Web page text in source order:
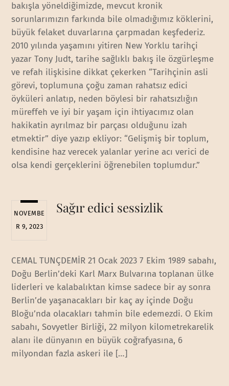
bakışla yöneldiğimizde, mevcut kronik
sorunlarımızın farkında bile olmadığımız köklerini,
büyük felaket duvarlarına çarpmadan keşfederiz.
2010 yılında yaşamını yitiren New Yorklu tarihçi
yazar Tony Judt, tarihe sağlıklı bakış ile özgürleşme
ve refah ilişkisine dikkat çekerken “Tarihçinin asli
görevi, toplumuna çoğu zaman rahatsız edici
öyküleri anlatıp, neden böylesi bir rahatsızlığın
müreffeh ve iyi bir yaşam için ihtiyacımız olan
hakikatin ayrılmaz bir parçası olduğunu izah
etmektir” diye yazıp ekliyor: “Gelişmiş bir toplum,
kendisine haz verecek yalanlar yerine acı verici de
olsa kendi gerçeklerini öğrenebilen toplumdur.”
NOVEMBE
R 9, 2023
Sağır edici sessizlik
CEMAL TUNÇDEMİR 21 Ocak 2023 7 Ekim 1989 sabahı,
Doğu Berlin’deki Karl Marx Bulvarına toplanan ülke
liderleri ve kalabalıktan kimse sadece bir ay sonra
Berlin’de yaşanacakları bir kaç ay içinde Doğu
Bloğu’nda olacakları tahmin bile edemezdi. O Ekim
sabahı, Sovyetler Birliği, 22 milyon kilometrekarelik
alanı ile dünyanın en büyük coğrafyasına, 6
milyondan fazla askeri ile […]